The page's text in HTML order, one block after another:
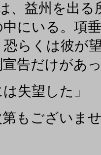
、益州を出
にいる。項
恐らくは彼が
告だけがあ
は失望した」
第もございま